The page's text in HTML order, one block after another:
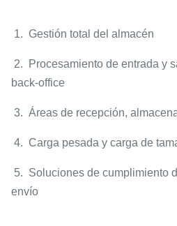
1. Gestión total del almacén
2. Procesamiento de entrada y
back-office
3. Áreas de recepción,
4. Carga pesada y carga de
5. Soluciones de cumplimiento
envío